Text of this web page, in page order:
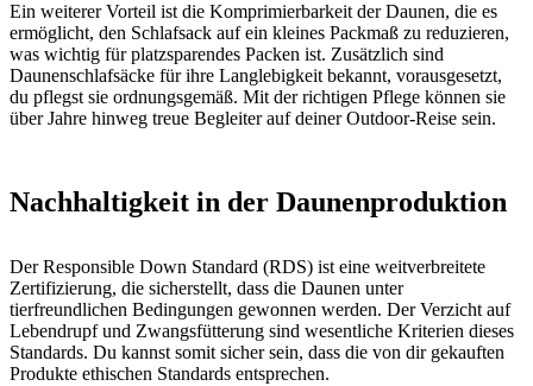
Ein weiterer Vorteil ist die Komprimierbarkeit der Daunen, die es
ermöglicht, den Schlafsack auf ein kleines Packmaß zu reduzieren,
was wichtig für platzsparendes Packen ist. Zusätzlich sind
Daunenschlafsäcke für ihre Langlebigkeit bekannt, vorausgesetzt,
du pflegst sie ordnungsgemäß. Mit der richtigen Pflege können sie
über Jahre hinweg treue Begleiter auf deiner Outdoor-Reise sein.
Nachhaltigkeit in der Daunenproduktion
Der Responsible Down Standard (RDS) ist eine weitverbreitete
Zertifizierung, die sicherstellt, dass die Daunen unter
tierfreundlichen Bedingungen gewonnen werden. Der Verzicht auf
Lebendrupf und Zwangsfütterung sind wesentliche Kriterien dieses
Standards. Du kannst somit sicher sein, dass die von dir gekauften
Produkte ethischen Standards entsprechen.